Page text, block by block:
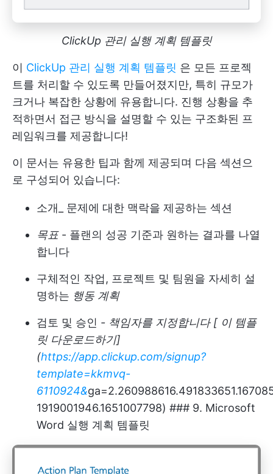
ClickUp 관리 실행 계획 템플릿
이 ClickUp 관리 실행 계획 템플릿 은 모든 프로젝
트를 처리할 수 있도록 만들어졌지만, 특히 규모가
크거나 복잡한 상황에 유용합니다. 진행 상황을 추
적하면서 접근 방식을 설명할 수 있는 구조화된 프
레임워크를 제공합니다!
이 문서는 유용한 팁과 함께 제공되며 다음 섹션으
로 구성되어 있습니다:
소개_ 문제에 대한 맥락을 제공하는 섹션
목표- 플랜의 성공 기준과 원하는 결과를 나열
합니다
구체적인 작업, 프로젝트 및 팀원을 자세히 설
명하는 행동 계획
검토 및 승인 - 책임자를 지정합니다 [ 이 템플
릿 다운로드하기]
(https://app.clickup.com/signup?
template=kkmvq-
6110924&
1919001946.1651007798) ### 9. Microsoft
Word 실행 계획 템플릿